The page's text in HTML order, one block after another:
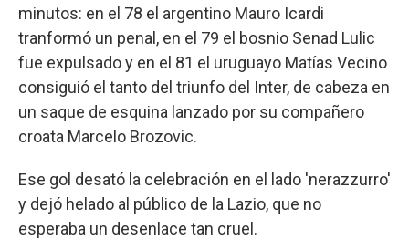
minutos: en el 78 el argentino Mauro Icardi
tranformó un penal, en el 79 el bosnio Senad Lulic
fue expulsado y en el 81 el uruguayo Matías Vecino
consiguió el tanto del triunfo del Inter, de cabeza en
un saque de esquina lanzado por su compañero
croata Marcelo Brozovic.
Ese gol desató la celebración en el lado 'nerazzurro'
y dejó helado al público de la Lazio, que no
esperaba un desenlace tan cruel.